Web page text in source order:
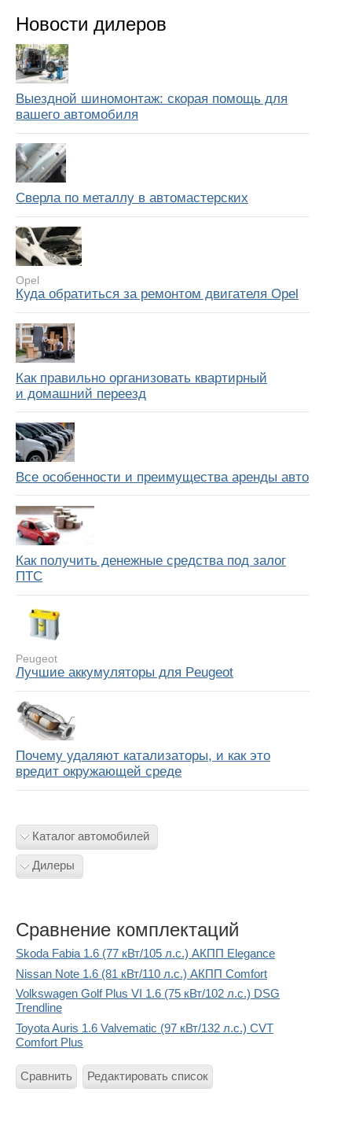
Новости дилеров
Выездной шиномонтаж: скорая помощь для
вашего автомобиля
Сверла по металлу в автомастерских
Opel
Куда обратиться за ремонтом двигателя Opel
Как правильно организовать квартирный
и домашний переезд
Все особенности и преимущества аренды авто
Как получить денежные средства под залог
ПТС
Peugeot
Лучшие аккумуляторы для Peugeot
Почему удаляют катализаторы, и как это
вредит окружающей среде
Каталог автомобилей
Дилеры
Сравнение комплектаций
Skoda Fabia 1.6 (77 кВт/105 л.с.) АКПП Elegance
Nissan Note 1.6 (81 кВт/110 л.с.) АКПП Comfort
Volkswagen Golf Plus VI 1.6 (75 кВт/102 л.с.) DSG
Trendline
Toyota Auris 1.6 Valvematic (97 кВт/132 л.с.) CVT
Comfort Plus
Сравнить Редактировать список